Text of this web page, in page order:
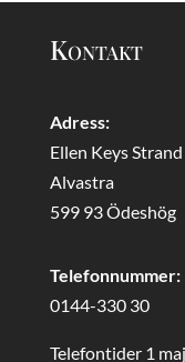
Kontakt
Adress:
Ellen Keys Strand
Alvastra
599 93 Ödeshög
Telefonnummer:
0144-330 30
Telefontider 1